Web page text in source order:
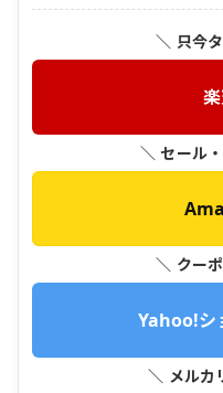
＼ 只今
＼ セール
＼ クー
Yahoo!シ
＼ メルカ